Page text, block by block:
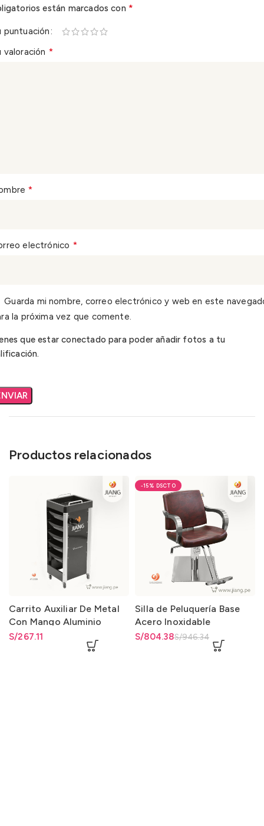
están marcados con *
puntuación
valoración *
*
electrónico *
Guarda mi nombre, correo electrónico y web en este
la próxima vez que comente.
que estar conectado para poder añadir fotos a tu
Productos relacionados
Carrito Auxiliar De Metal
Con Mango Aluminio
S/267.11
-15%
Silla de Peluquería Base
Acero Inoxidable
Hidráulico
S/946.34
El precio original era:
S/804.38
El precio actual es: S/804.38.